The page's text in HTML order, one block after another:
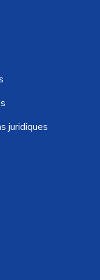
juridiques